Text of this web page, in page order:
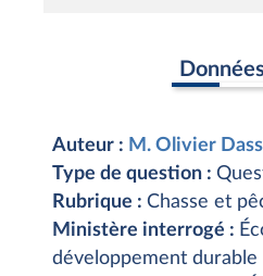
Auteur : M. Olivier
Type de question :
Rubrique : Chasse et
Ministère interrogé :
développement durable